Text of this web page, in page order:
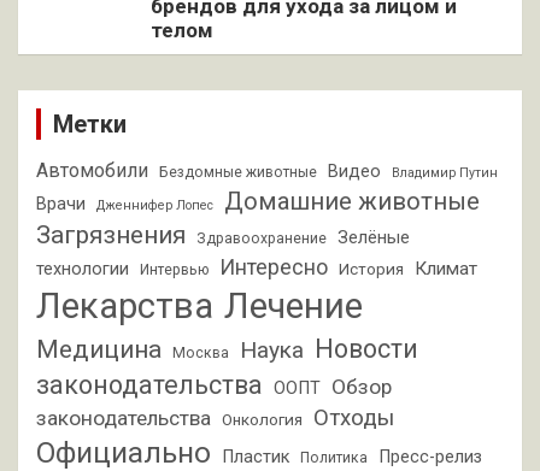
брендов для ухода за лицом и
телом
Метки
Автомобили Бездомные животные Видео Владимир Путин
Врачи Дженнифер Лопес
Домашние животные
Загрязнения
Здравоохранение
Зелёные
технологии
Интервью Интересно История Климат
Лекарства Лечение
Медицина Москва Наука Новости
законодательства
ООПТ Обзор
законодательства
Онкология Отходы
Официально Пластик Политика Пресс-релиз